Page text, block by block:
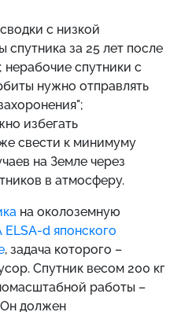
с низкой
за 25 лет после
спутники с
нужно отправлять
избегать
свести к минимуму
на Земле через
в атмосферу.
на околоземную
ELSA-d японского
, задача которого –
Спутник весом 200 кг
работы –
Он должен